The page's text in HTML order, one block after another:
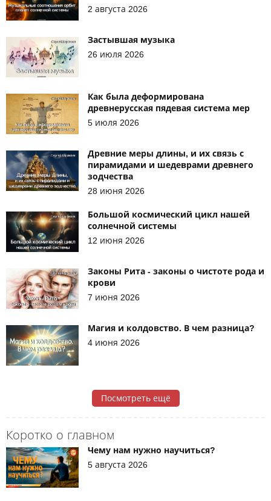
Коротко о главном
Чему нам нужно научиться?
5 августа 2026
2 августа 2026
Застывшая музыка
26 июля 2026
Как была деформирована
древнерусская пядевая система мер
5 июля 2026
Древние меры длины, и их связь с
пирамидами и шедеврами древнего
зодчества
28 июня 2026
Большой космический цикл нашей
солнечной системы
12 июня 2026
Законы Рита - законы о чистоте рода и
крови
7 июня 2026
Магия и колдовство. В чем разница?
4 июня 2026
Посмотреть ещё